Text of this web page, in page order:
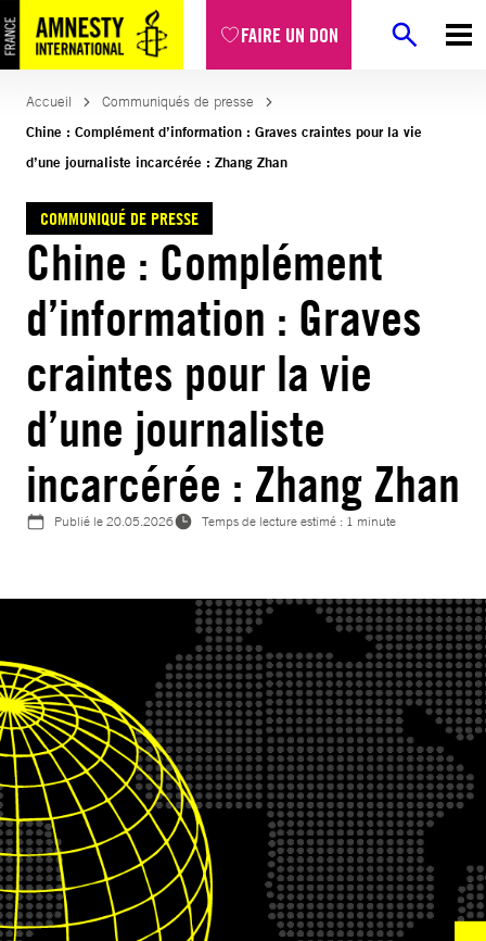
FAIRE UN DON
Aller
au
contenu
Accueil
Communiqués de presse
Chine : Complément d’information : Graves craintes pour la vie
d’une journaliste incarcérée : Zhang Zhan
COMMUNIQUÉ DE PRESSE
Chine : Complément
d’information : Graves
craintes pour la vie
d’une journaliste
incarcérée : Zhang Zhan
Publié le20.05.2026 Temps de lecture estimé : 1 minute